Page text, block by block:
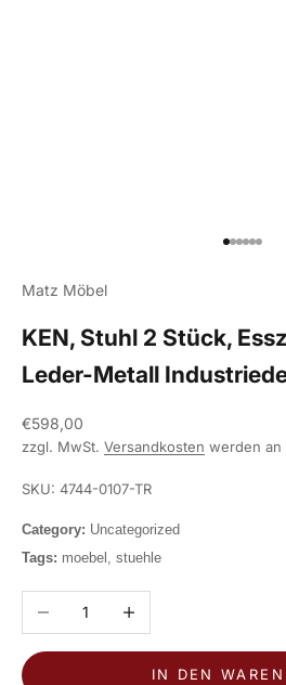
Gehe zu
Gehe
Gehe
Gehe
Matz Möbel
KEN, Stuhl 2 Stück,
Leder-Metall
Angebot
€598,00
zzgl. MwSt. Versandkosten werden an
SKU: 4744-0107-TR
Category: Uncategorized
Tags: moebel, stuehle
Anzahl verringernAnzahl erhöhen
IN DEN